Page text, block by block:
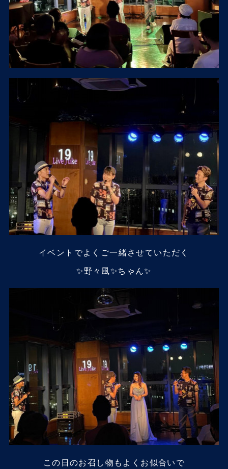
イベントでよくご一緒させていただく
✨野々風✨ちゃん✨
この日のお召し物もよくお似合いで